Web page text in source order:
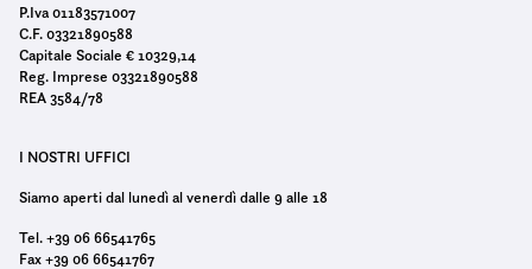
P.Iva 01183571007
C.F. 03321890588
Capitale Sociale € 10329,14
Reg. Imprese 03321890588
REA 3584/78
I NOSTRI UFFICI
Siamo aperti dal lunedì al venerdì dalle 9 alle 18
Tel. +39 06 66541765
Fax +39 06 66541767